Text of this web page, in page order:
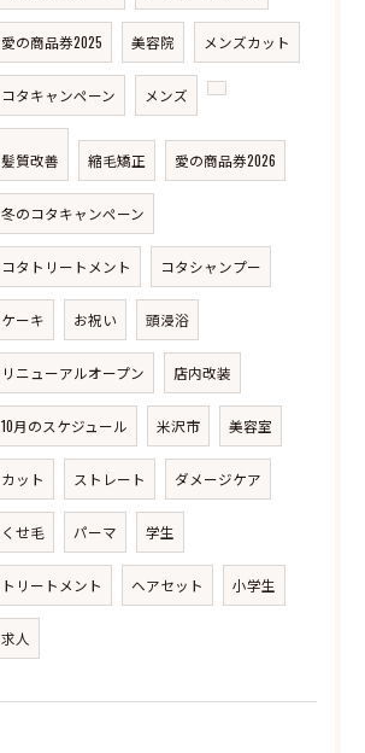
愛の商品券2025 美容院 メンズカット
コタキャンペーン メンズ
髪質改善 縮毛矯正 愛の商品券2026
冬のコタキャンペーン
コタトリートメント コタシャンプー
ケーキ お祝い 頭浸浴
リニューアルオープン 店内改装
10月のスケジュール 米沢市 美容室
カット ストレート ダメージケア
くせ毛 パーマ 学生
トリートメント ヘアセット 小学生
求人